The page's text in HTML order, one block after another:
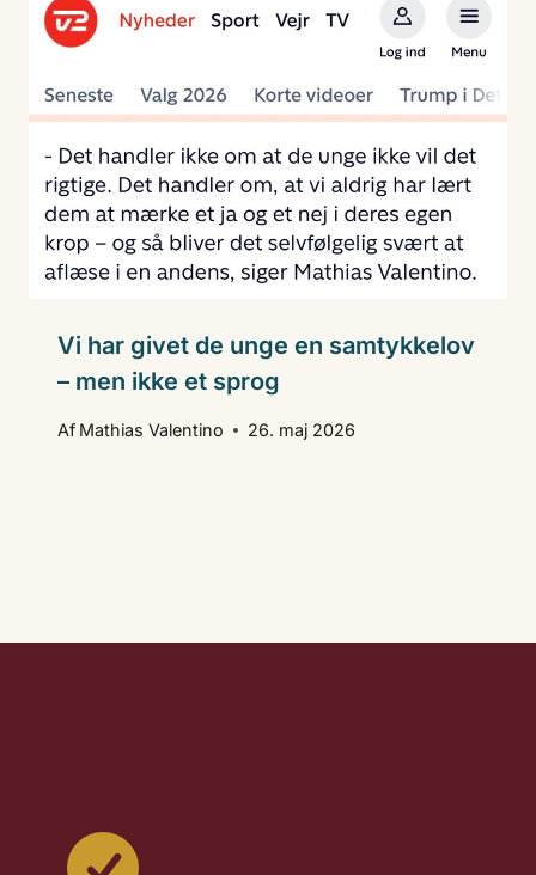
Vi har givet de unge en samtykkelov
– men ikke et sprog
Af Mathias Valentino 26. maj 2026